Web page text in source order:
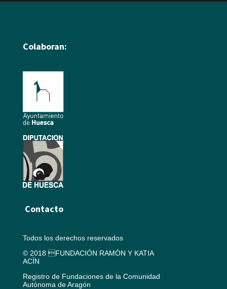
Colaboran:
Contacto
Todos los derechos reservados
© 2018 FUNDACIÓN RAMÓN Y KATIA
ACÍN
Registro de Fundaciones de la Comunidad
Autónoma de Aragón